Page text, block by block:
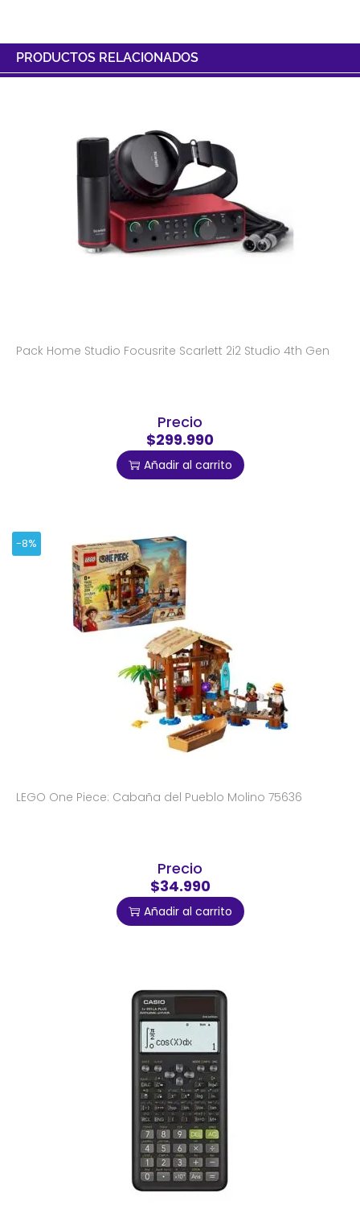
PRODUCTOS RELACIONADOS
Pack Home Studio Focusrite Scarlett 2i2 Studio 4th Gen
Precio
$299.990
Añadir al carrito
-8%
LEGO One Piece: Cabaña del Pueblo Molino 75636
Precio
$34.990
Añadir al carrito